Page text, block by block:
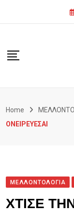
Home
ΟΝΕΙΡΕΥΕΣΑΙ
ΜΕΛΛΟΝΤΟΛΟΓΙΑ
ΧΤΙΣΕ